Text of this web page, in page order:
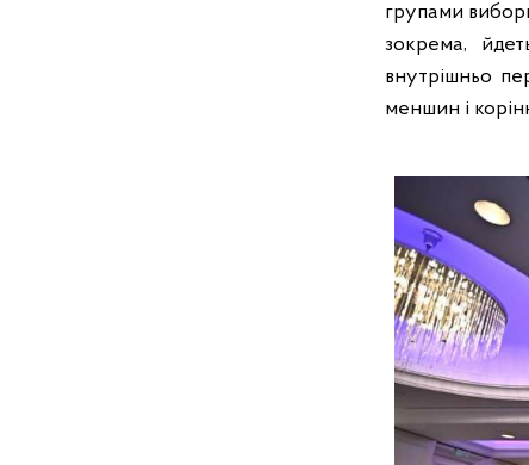
групами
зокрема,
внутрішньо
меншин і